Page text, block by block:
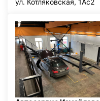
ул. Котляковская, 1Ас2